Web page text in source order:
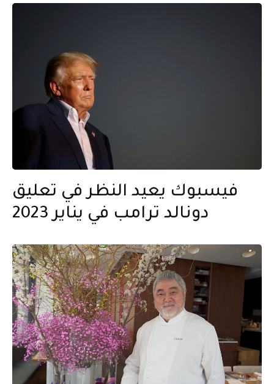
فيسبوك يعيد النظر في تعليق
دونالد ترامب في يناير 2023